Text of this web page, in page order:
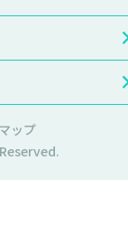
ップ